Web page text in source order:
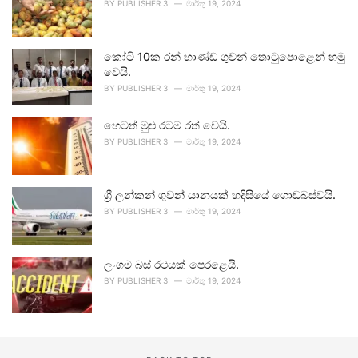
BY PUBLISHER 3 මාර්තු 19, 2024
කෝටි 10ක රන් භාණ්ඩ ගුවන් තොටුපොළෙන් හමු
වෙයි.
BY PUBLISHER 3 මාර්තු 19, 2024
හෙටත් මුළු රටම රත් වෙයි.
BY PUBLISHER 3 මාර්තු 19, 2024
ශ්‍රී ලන්කන් ගුවන් යානයක් හදිසියේ ගොඩබස්වයි.
BY PUBLISHER 3 මාර්තු 19, 2024
ලංගම බස් රථයක් පෙරළෙයි.
BY PUBLISHER 3 මාර්තු 19, 2024